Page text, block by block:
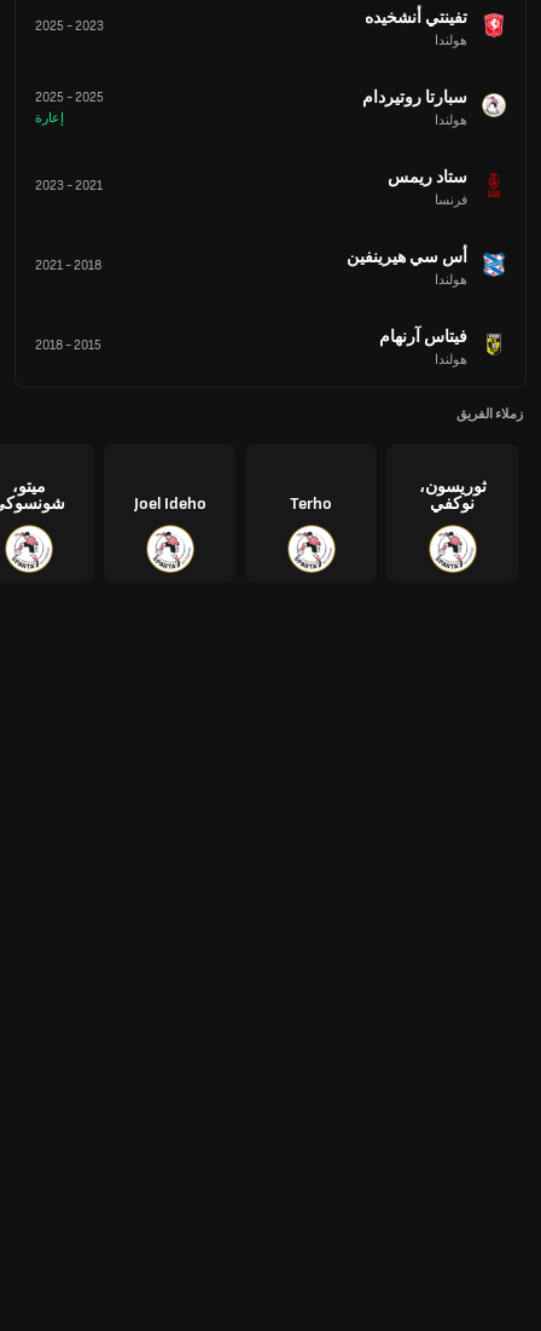
تفينتي أنشخيده
هولندا
2023
-
2025
سبارتا روتيردام
هولندا
2025
-
2025
إعارة
ستاد ريمس
فرنسا
2021
-
2023
أس سي هيرينفين
هولندا
2018
-
2021
فيتاس آرنهام
هولندا
2015
-
2018
زملاء الفريق
ثوريسون،
نوكفي
Terho
Joel Ideho
ميتو،